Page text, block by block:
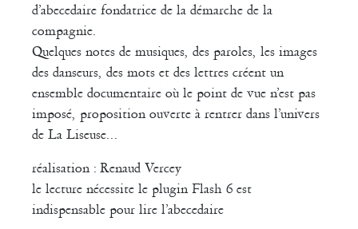
d’abecedaire fondatrice de la démarche de la
compagnie.
Quelques notes de musiques, des paroles, les images
des danseurs, des mots et des lettres créent un
ensemble documentaire où le point de vue n’est pas
imposé, proposition ouverte à rentrer dans l’univers
de La Liseuse...
réalisation : Renaud Vercey
le lecture nécessite le plugin Flash 6 est
indispensable pour lire l’abecedaire